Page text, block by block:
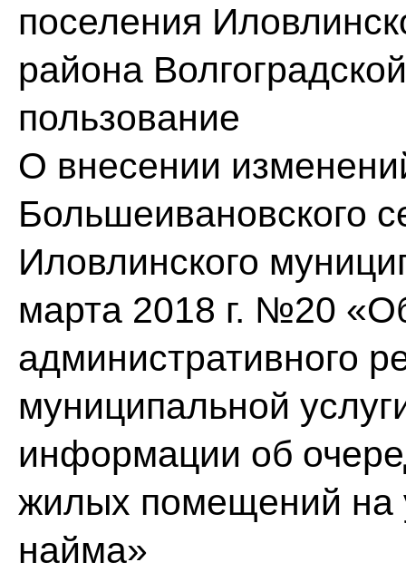
поселения
района
пользование
О внесении
Большеивановского
Иловлинского
марта 2018 г. №20
административного
муниципальной
информации об
жилых помещений на
найма»